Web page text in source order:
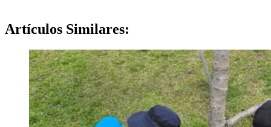
Artículos Similares: